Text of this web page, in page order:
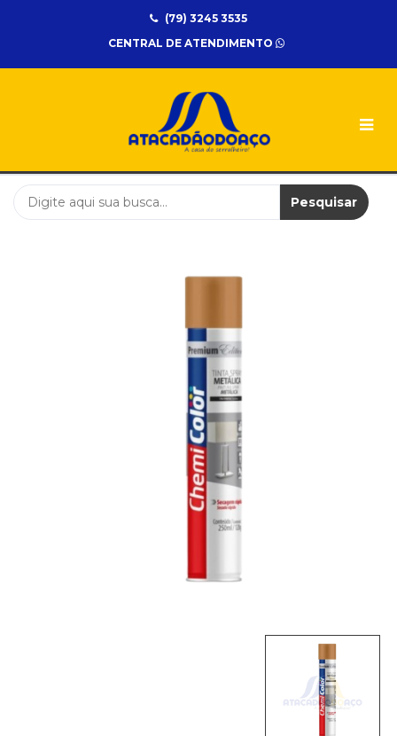
(79) 3245 3535
CENTRAL DE ATENDIMENTO
EPI
FERRAMENTA
Pesquisar